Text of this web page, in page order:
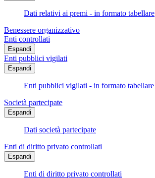
Dati relativi ai premi - in formato tabellare
Benessere organizzativo
Enti controllati
Espandi
Enti pubblici vigilati
Espandi
Enti pubblici vigilati - in formato tabellare
Società partecipate
Espandi
Dati società partecipate
Enti di diritto privato controllati
Espandi
Enti di diritto privato controllati